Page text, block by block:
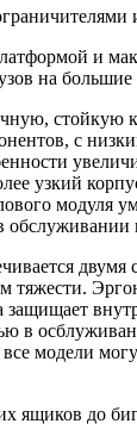
и
на большие
с
узкий
модуля
обслуживании
защищает
в
модели
ящиков до